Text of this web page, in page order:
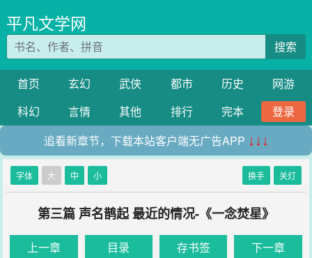
平凡文学网
搜索
首页 玄幻 武侠 都市 历史
网游
科幻
言情 其他 排行 完本
登录
追看新章节，下载本站客户端无广告APP ↓↓↓
字体 大 中 小 换手 关灯
第三篇 声名鹊起 最近的情况-《一念焚星》
上一章 目录 存书签 下一章